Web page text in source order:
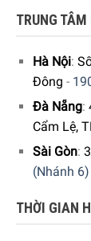
Công suất
Máy hoạt
nước/lần rửa
Độ ồn của
bình
TRUNG
Hà Nội:
Đông -
Đà Nẵng:
Cẩm Lệ,
Sài Gòn:
(Nhánh 6)
THỜI GIAN